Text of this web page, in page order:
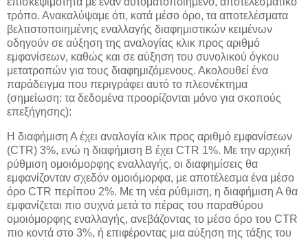
τρόπο. Ανακαλύψαμε ότι, κατά μέσο όρο, τα αποτελέσματα
βελτιστοποιημένης εναλλαγής διαφημιστικών κειμένων
οδηγούν σε αύξηση της αναλογίας κλικ προς αριθμό
εμφανίσεων, καθώς και σε αύξηση του συνολικού όγκου
μετατροπών για τους διαφημιζόμενους. Ακολουθεί ένα
παράδειγμα που περιγράφει αυτό το πλεονέκτημα
(σημείωση: τα δεδομένα προορίζονται μόνο για σκοπούς
επεξήγησης):
Η διαφήμιση Α έχει αναλογία κλικ προς αριθμό εμφανίσεων
(CTR) 3%, ενώ η διαφήμιση Β έχει CTR 1%. Με την αρχική
ρύθμιση ομοιόμορφης εναλλαγής, οι διαφημίσεις θα
εμφανίζονταν σχεδόν ομοιόμορφα, με αποτέλεσμα ένα μέσο
όρο CTR περίπου 2%. Με τη νέα ρύθμιση, η διαφήμιση Α θα
εμφανίζεται πιο συχνά μετά το πέρας του παραθύρου
ομοιόμορφης εναλλαγής, ανεβάζοντας το μέσο όρο του CTR
πιο κοντά στο 3%, ή επιφέροντας μια αύξηση της τάξης του